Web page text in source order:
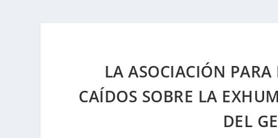
LA ASOCIACIÓN
CAÍDOS SOBRE LA
DEL